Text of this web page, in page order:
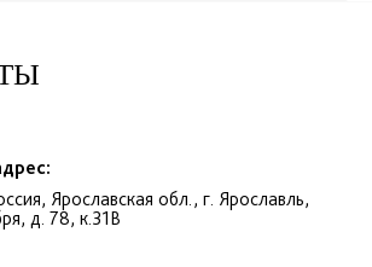
Ярославская обл., г. Ярославль,
д. 78, к.31В